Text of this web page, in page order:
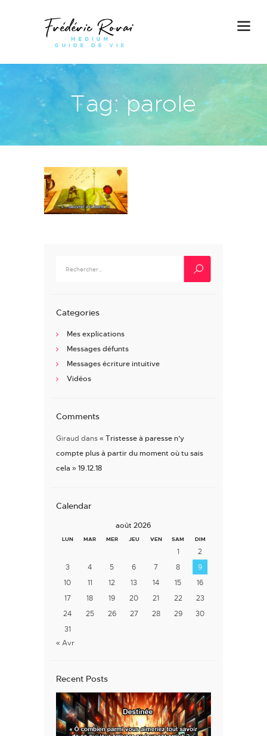
Tag: parole
Categories
Mes explications
Messages défunts
Messages écriture intuitive
Vidéos
Comments
Giraud dans « Tristesse à paresse n’y
compte plus à partir du moment où tu sais
cela » 19.12.18
Calendar
août 2026
LUN MAR MER JEU VEN SAM DIM
1
2
3
4 5 6 7 8
9
10
11 12 13 14 15
16
17
18 19 20 21 22
23
24
25 26 27 28 29
30
31
« Avr
Recent Posts